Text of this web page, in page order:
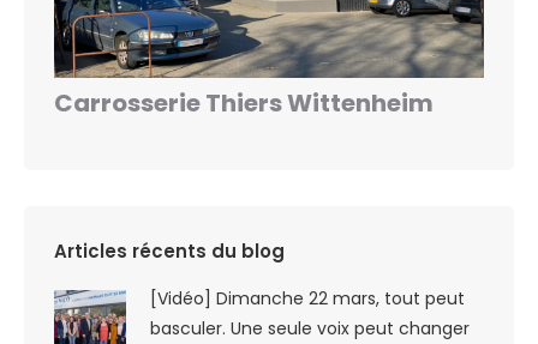
Carrosserie Thiers Wittenheim
Articles récents du blog
[Vidéo] Dimanche 22 mars, tout peut
basculer. Une seule voix peut changer